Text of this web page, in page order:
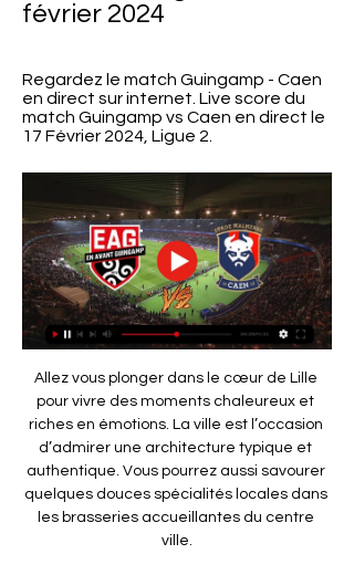
février 2024
Regardez le match Guingamp - Caen
en direct sur internet. Live score du
match Guingamp vs Caen en direct le
17 Février 2024, Ligue 2.
Allez vous plonger dans le cœur de Lille
pour vivre des moments chaleureux et
riches en émotions. La ville est l’occasion
d’admirer une architecture typique et
authentique. Vous pourrez aussi savourer
quelques douces spécialités locales dans
les brasseries accueillantes du centre
ville.